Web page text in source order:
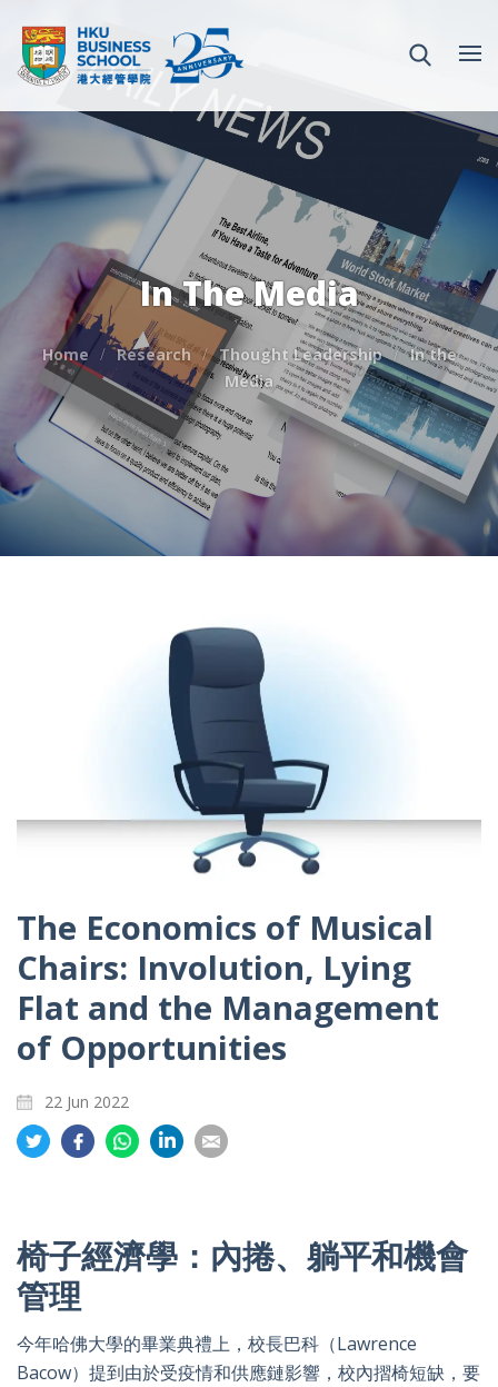
In The Media
Home Research Thought Leadership
In the
Media
The Economics of Musical
Chairs: Involution, Lying
Flat and the Management
of Opportunities
22 Jun 2022
Share
on
Share
on
Share
on
on
on
椅子經濟學：內捲、躺平和機會
管理
今年哈佛大學的畢業典禮上，校長巴科（Lawrence
Bacow）提到由於受疫情和供應鏈影響，校內摺椅短缺，要